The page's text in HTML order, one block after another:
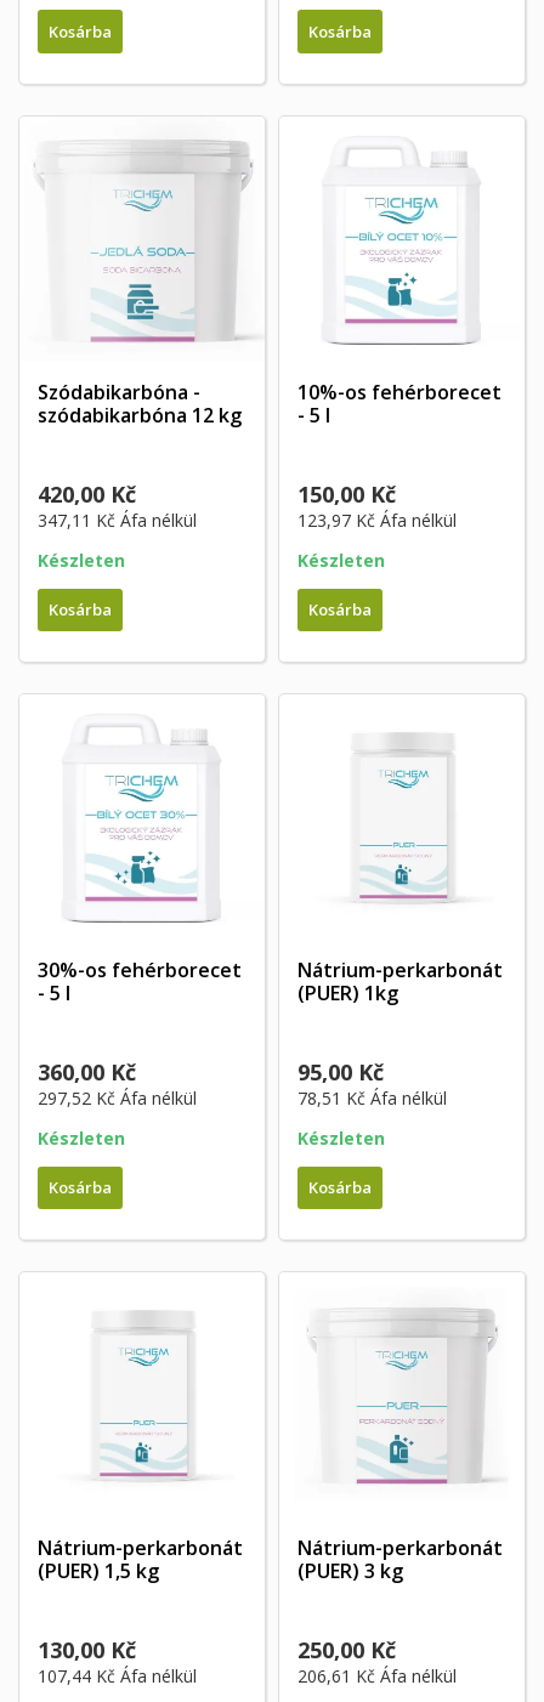
Kosárba Kosárba
Szódabikarbóna -
szódabikarbóna 12 kg
420,00 Kč
347,11 Kč Áfa nélkül
Készleten
Kosárba
10%-os fehérborecet
- 5 l
150,00 Kč
123,97 Kč Áfa nélkül
Készleten
Kosárba
30%-os fehérborecet
- 5 l
360,00 Kč
297,52 Kč Áfa nélkül
Készleten
Kosárba
Nátrium-perkarbonát
(PUER) 1kg
95,00 Kč
78,51 Kč Áfa nélkül
Készleten
Kosárba
Nátrium-perkarbonát
(PUER) 1,5 kg
130,00 Kč
107,44 Kč Áfa nélkül
Nátrium-perkarbonát
(PUER) 3 kg
250,00 Kč
206,61 Kč Áfa nélkül